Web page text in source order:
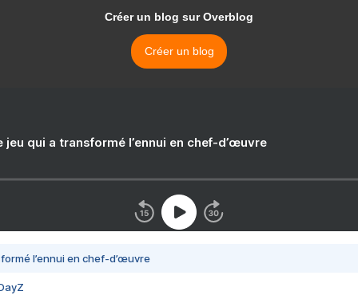
Créer un blog sur Overblog
Créer un blog
jeu qui a transformé l’ennui en chef-d’œuvre
l’ennui en chef-d’œuvre